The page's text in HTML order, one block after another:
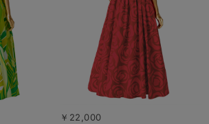
￥22,000